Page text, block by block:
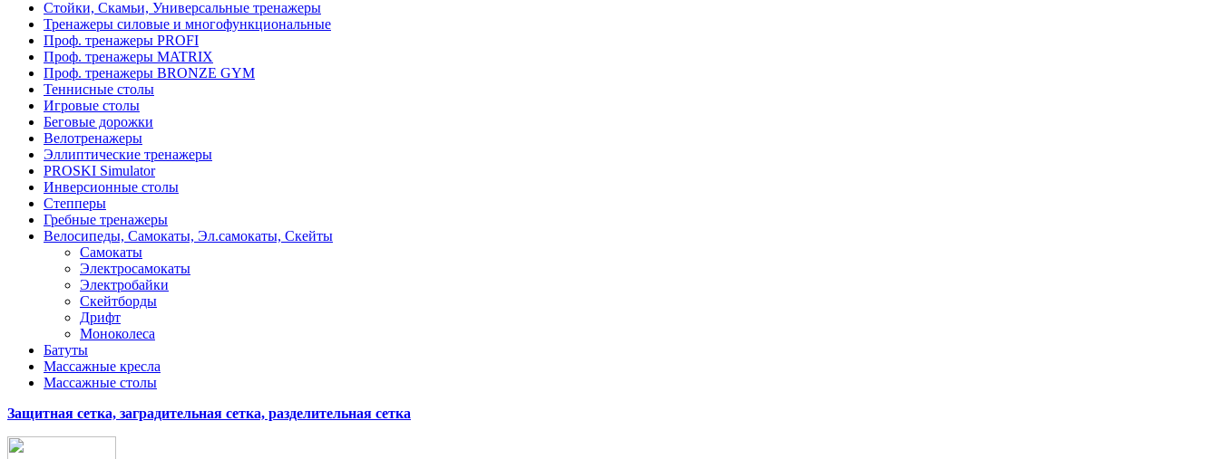
Стойки, Скамьи, Универсальные тренажеры
Тренажеры силовые и многофункциональные
Проф. тренажеры PROFI
Проф. тренажеры MATRIX
Проф. тренажеры BRONZE GYM
Теннисные столы
Игровые столы
Беговые дорожки
Велотренажеры
Эллиптические тренажеры
PROSKI Simulator
Инверсионные столы
Степперы
Гребные тренажеры
Велосипеды, Самокаты, Эл.самокаты, Скейты
Самокаты
Электросамокаты
Электробайки
Скейтборды
Дрифт
Моноколеса
Батуты
Массажные кресла
Массажные столы
Защитная сетка, заградительная сетка, разделительная сетка